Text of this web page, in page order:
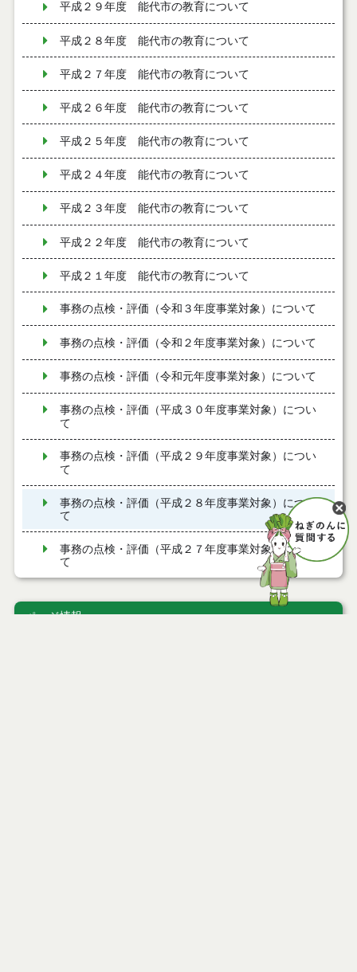
平成２９年度 能代市の教育について
平成２８年度 能代市の教育について
平成２７年度 能代市の教育について
平成２６年度 能代市の教育について
平成２５年度 能代市の教育について
平成２４年度 能代市の教育について
平成２３年度 能代市の教育について
平成２２年度 能代市の教育について
平成２１年度 能代市の教育について
事務の点検・評価（令和３年度事業対象）について
事務の点検・評価（令和２年度事業対象）について
事務の点検・評価（令和元年度事業対象）について
事務の点検・評価（平成３０年度事業対象）につい
て
事務の点検・評価（平成２９年度事業対象）につい
て
事務の点検・評価（平成２８年度事業対象）につい
て
事務の点検・評価（平成２７年度事業対象）につい
て
事務の点検・評価（平成２６年度事業対象）につい
て
ページ情報